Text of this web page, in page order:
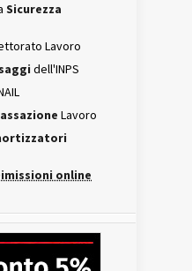
Sicurezza
Lavoro
dell'INPS
Lavoro
online